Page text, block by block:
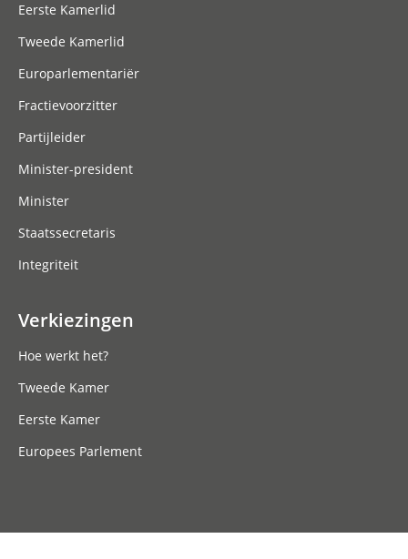
Eerste Kamerlid
Tweede Kamerlid
Europarlementariër
Fractievoorzitter
Partijleider
Minister-president
Minister
Staatssecretaris
Integriteit
Verkiezingen
Hoe werkt het?
Tweede Kamer
Eerste Kamer
Europees Parlement